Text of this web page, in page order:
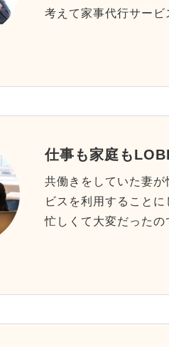
考えて家事代行サー
仕事も家庭も
共働きをしていた妻
ビスを利用すること
忙しくて大変だった